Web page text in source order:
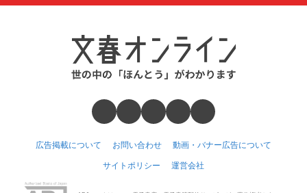
広告掲載について お問い合わせ 動画・バナー広告について
サイトポリシー 運営会社